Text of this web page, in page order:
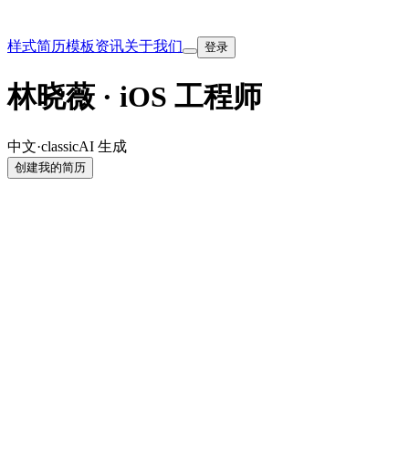
样式简历模板资讯关于我们 登录
林晓薇 · iOS 工程师
中文·classicAI 生成
创建我的简历